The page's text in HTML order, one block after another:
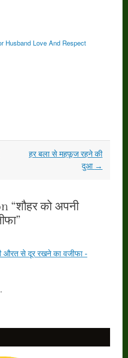
Husband Love And Respect
हर बला से महफूज रहने की
दुआ →
“शौहर को अपनी
”
औरत से दूर रखने का वजीफा -